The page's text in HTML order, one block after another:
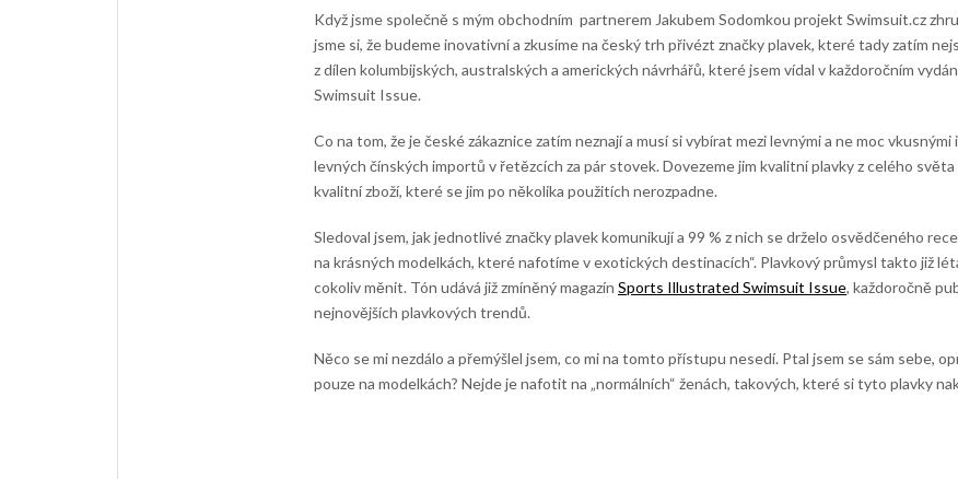
Když jsme společně s mým obchodním partnerem Jakubem Sodomkou projekt Swimsuit.cz
jsme si, že budeme inovativní a zkusíme na český trh přivézt značky plavek, které tady zatím
z dílen kolumbijských, australských a amerických návrhářů, které jsem vídal v každoročním
Swimsuit Issue.
Co na tom, že je české zákaznice zatím neznají a musí si vybírat mezi levnými a ne moc vkusnými
levných čínských importů v řetězcích za pár stovek. Dovezeme jim kvalitní plavky z celého
kvalitní zboží, které se jim po několika použitích nerozpadne.
Sledoval jsem, jak jednotlivé značky plavek komunikují a 99 % z nich se drželo osvědčeného
na krásných modelkách, které nafotíme v exotických destinacích“. Plavkový průmysl takto již
cokoliv měnit. Tón udává již zmíněný magazín Sports Illustrated Swimsuit Issue, každoročně
nejnovějších plavkových trendů.
Něco se mi nezdálo a přemýšlel jsem, co mi na tomto přístupu nesedí. Ptal jsem se sám sebe,
pouze na modelkách? Nejde je nafotit na „normálních“ ženách, takových, které si tyto plavky